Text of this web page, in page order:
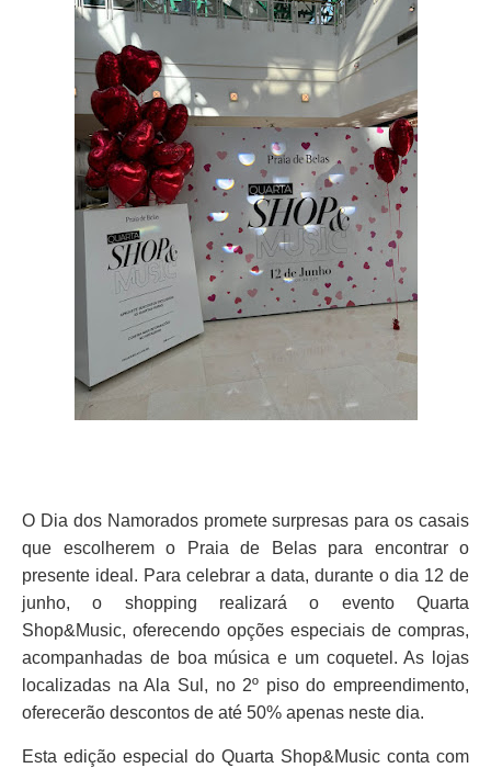
O Dia dos Namorados promete surpresas para os casais
que escolherem o Praia de Belas para encontrar o
presente ideal. Para celebrar a data, durante o dia 12 de
junho, o shopping realizará o evento Quarta
Shop&Music, oferecendo opções especiais de compras,
acompanhadas de boa música e um coquetel. As lojas
localizadas na Ala Sul, no 2º piso do empreendimento,
oferecerão descontos de até 50% apenas neste dia.
Esta edição especial do Quarta Shop&Music conta com